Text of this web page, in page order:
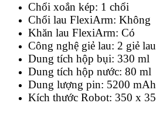
Chổi xoắn kép: 1 chổi
Chổi lau FlexiArm: Không
Khăn lau FlexiArm: Có
Công nghệ giẻ lau: 2 giẻ
Dung tích hộp bụi: 330 ml
Dung tích hộp nước: 80 ml
Dung lượng pin: 5200 mAh
Kích thước Robot: 350 x